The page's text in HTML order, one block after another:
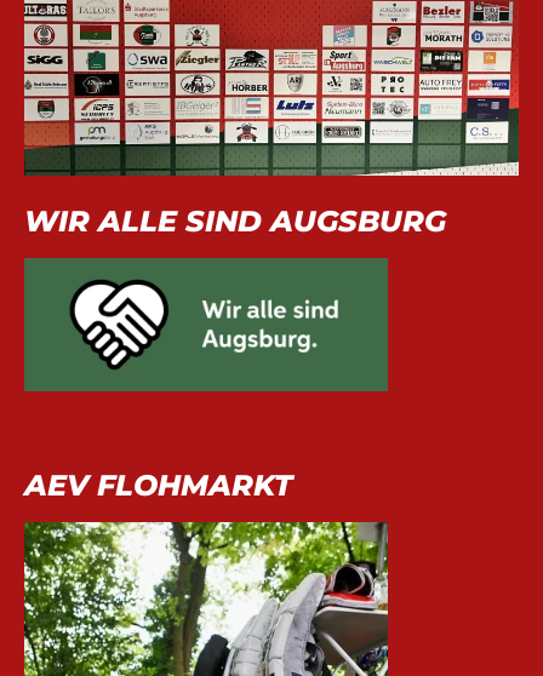
WIR ALLE SIND AUGSBURG
AEV FLOHMARKT